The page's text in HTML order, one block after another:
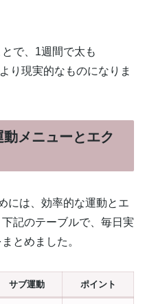
で、1週間で太も
り現実的なものになりま
メニューとエク
には、効率的な運動とエ
記のテーブルで、毎日実
とめました。
サブ運動 ポイント